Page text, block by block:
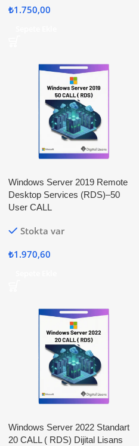
₺1.750,00
Windows Server 2019 Remote
Desktop Services (RDS)–50
User CALL
Stokta var
₺1.970,60
Windows Server 2022 Standart
20 CALL ( RDS) Dijital Lisans